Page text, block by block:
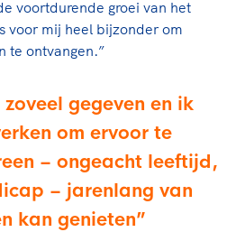
voortdurende groei van het
voor mij heel bijzonder om
te ontvangen.”
gegeven en ik
om ervoor te
– ongeacht leeftijd,
– jarenlang van
kan genieten